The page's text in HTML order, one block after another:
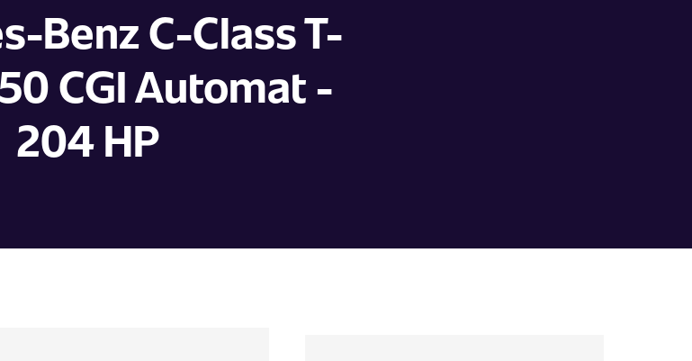
Benz C-Class T-
CGI Automat -
204 HP